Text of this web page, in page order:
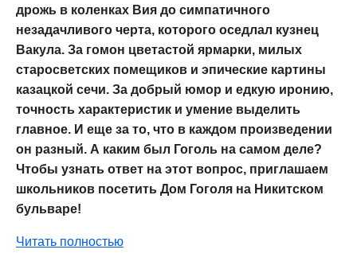
дрожь в коленках Вия до симпатичного
незадачливого черта, которого оседлал кузнец
Вакула. За гомон цветастой ярмарки, милых
старосветских помещиков и эпические картины
казацкой сечи. За добрый юмор и едкую иронию,
точность характеристик и умение выделить
главное. И еще за то, что в каждом произведении
он разный. А каким был Гоголь на самом деле?
Чтобы узнать ответ на этот вопрос, приглашаем
школьников посетить Дом Гоголя на Никитском
бульваре!
Читать полностью